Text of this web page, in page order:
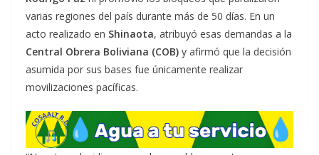
varias regiones del país durante más de 50 días. En un
acto realizado en Shinaota, atribuyó esas demandas a la
Central Obrera Boliviana (COB) y afirmó que la decisión
asumida por sus bases fue únicamente realizar
movilizaciones pacíficas.